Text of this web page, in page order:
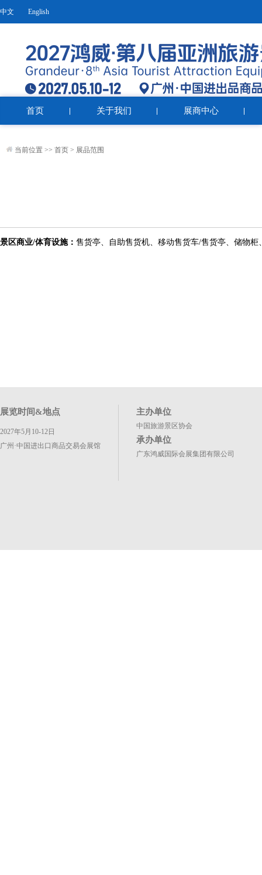
中文 English
首页 关于我们 展商中心
当前位置 >> 首页 > 展品范围
景区商业/体育设施： 售货亭、自助售货机、移动售货车/售货亭、储物
展览时间&地点
2027年5月10-12日
广州·中国进出口商品交易会展馆
主办单位
中国旅游景区协会
承办单位
广东鸿威国际会展集团有限公司